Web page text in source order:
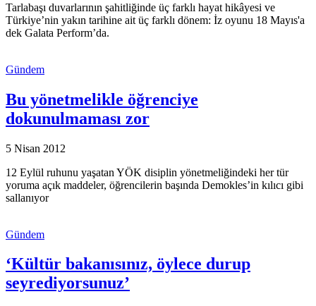
Tarlabaşı duvarlarının şahitliğinde üç farklı hayat hikâyesi ve
Türkiye’nin yakın tarihine ait üç farklı dönem: İz oyunu 18 Mayıs'a
dek Galata Perform’da.
Gündem
Bu yönetmelikle öğrenciye
dokunulmaması zor
5 Nisan 2012
12 Eylül ruhunu yaşatan YÖK disiplin yönetmeliğindeki her tür
yoruma açık maddeler, öğrencilerin başında Demokles’in kılıcı gibi
sallanıyor
Gündem
‘Kültür bakanısınız, öylece durup
seyrediyorsunuz’